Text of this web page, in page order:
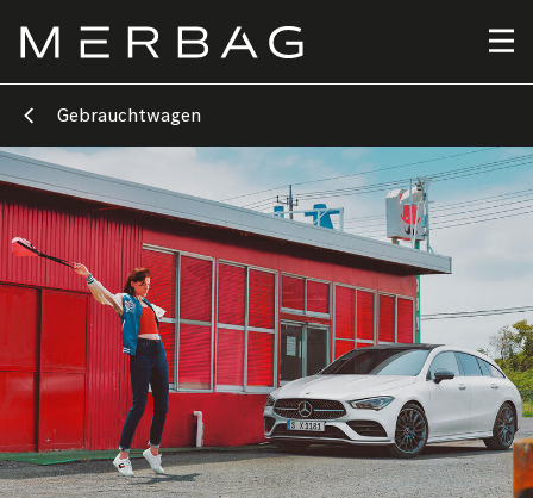
zum
Inhalt
Gebrauchtwagen
Bild